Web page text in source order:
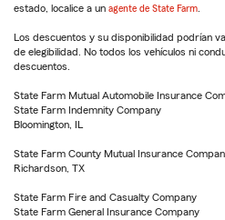
estado, localice a un agente de State Farm
Los descuentos y su disponibilidad podrían
de elegibilidad. No todos los vehículos ni
descuentos.
State Farm Mutual Automobile Insurance
State Farm Indemnity Company
Bloomington, IL
State Farm County Mutual Insurance
Richardson, TX
State Farm Fire and Casualty Company
State Farm General Insurance Company